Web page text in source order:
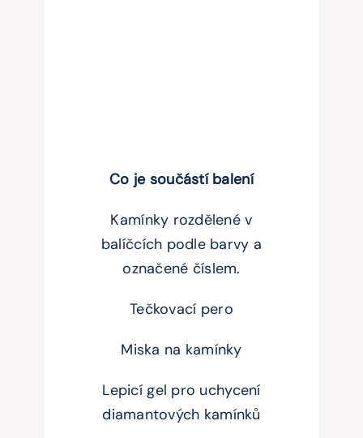
Co je součástí balení
Kamínky rozdělené v
balíčcích podle barvy a
označené číslem.
Tečkovací pero
Miska na kamínky
Lepicí gel pro uchycení
diamantových kamínků